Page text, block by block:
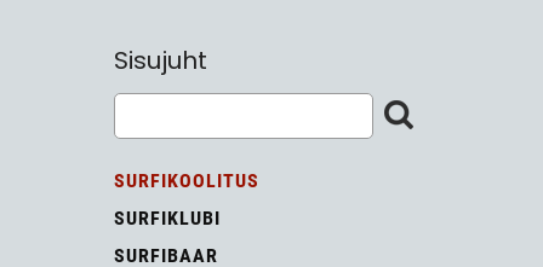
Sisujuht
SURFIKOOLITUS
SURFIKLUBI
SURFIBAAR